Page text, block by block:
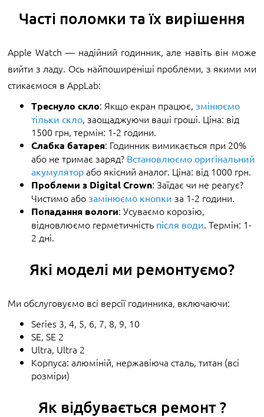
Часті поломки та їх вирішення
Apple Watch — надійний годинник, але навіть він може
вийти з ладу. Ось найпоширеніші проблеми, з якими ми
стикаємося в AppLab:
Треснуло скло: Якщо екран працює, змінюємо
тільки скло, заощаджуючи ваші гроші. Ціна: від
1500 грн, термін: 1-2 години.
Слабка батарея: Годинник вимикається при 20%
або не тримає заряд? Встановлюємо оригінальний
акумулятор або якісний аналог. Ціна: від 1000 грн.
Проблеми з Digital Crown: Заїдає чи не реагує?
Чистимо або замінюємо кнопки за 1-2 години.
Попадання вологи: Усуваємо корозію,
відновлюємо герметичність після води. Термін: 1-
2 дні.
Які моделі ми ремонтуємо?
Ми обслуговуємо всі версії годинника, включаючи:
Series 3, 4, 5, 6, 7, 8, 9, 10
SE, SE 2
Ultra, Ultra 2
Корпуса: алюміній, нержавіюча сталь, титан (всі
розміри)
Як відбувається ремонт ?